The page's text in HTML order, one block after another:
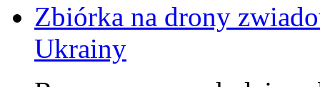
Zbiórka na drony
Ukrainy